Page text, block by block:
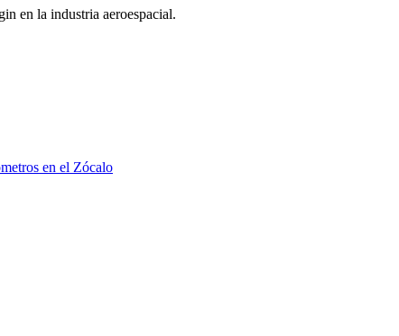
en la industria aeroespacial.
en el Zócalo